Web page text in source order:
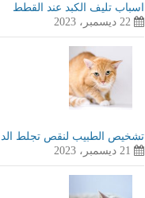
اسباب تليف الكبد عند القطط
22 ديسمبر، 2023
تشخيص الطبيب لنقص تجلط
21 ديسمبر، 2023